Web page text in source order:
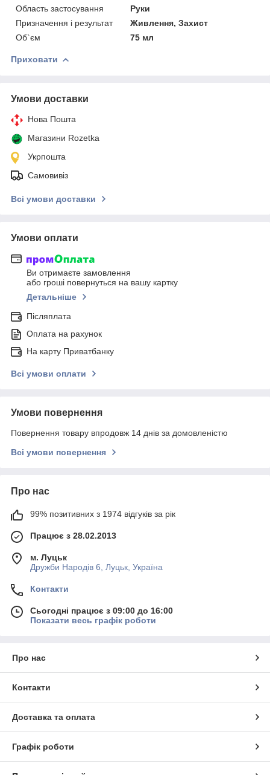
Область застосування
Руки
Призначення і результат
Живлення, Захист
Об`єм
75 мл
Приховати
Умови доставки
Нова Пошта
Магазини Rozetka
Укрпошта
Самовивіз
Всі умови доставки
Умови оплати
Ви отримаєте замовлення
або гроші повернуться на вашу картку
Детальніше
Післяплата
Оплата на рахунок
На карту Приватбанку
Всі умови оплати
Умови повернення
Повернення товару впродовж 14 днів за домовленістю
Всі умови повернення
Про нас
99% позитивних з 1974 відгуків за рік
Працює з 28.02.2013
м. Луцьк
Дружби Народів 6, Луцьк, Україна
Контакти
Сьогодні працює з 09:00 до 16:00
Показати весь графік роботи
Про нас
Контакти
Доставка та оплата
Графік роботи